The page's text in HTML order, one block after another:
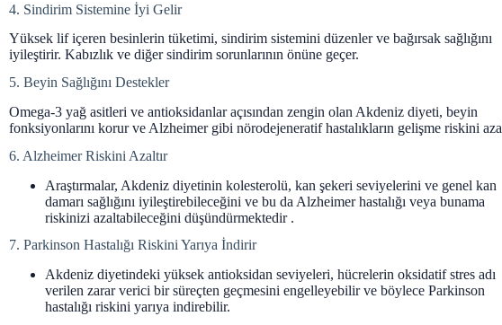
4. Sindirim Sistemine İyi Gelir
Yüksek lif içeren besinlerin tüketimi, sindirim sistemini düzenler ve bağırsak sağlığını
iyileştirir. Kabızlık ve diğer sindirim sorunlarının önüne geçer.
5. Beyin Sağlığını Destekler
Omega-3 yağ asitleri ve antioksidanlar açısından zengin olan Akdeniz diyeti, beyin
fonksiyonlarını korur ve Alzheimer gibi nörodejeneratif hastalıkların gelişme riskini
6. Alzheimer Riskini Azaltır
Araştırmalar, Akdeniz diyetinin kolesterolü, kan şekeri seviyelerini ve genel kan
damarı sağlığını iyileştirebileceğini ve bu da Alzheimer hastalığı veya bunama
riskinizi azaltabileceğini düşündürmektedir .
7. Parkinson Hastalığı Riskini Yarıya İndirir
Akdeniz diyetindeki yüksek antioksidan seviyeleri, hücrelerin oksidatif stres adı
verilen zarar verici bir süreçten geçmesini engelleyebilir ve böylece Parkinson
hastalığı riskini yarıya indirebilir.